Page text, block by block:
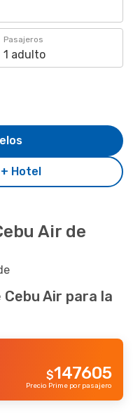
Pasajeros
1 adulto
Hotel
Air de
Air para la
147605
$
Precio Prime por pasajero